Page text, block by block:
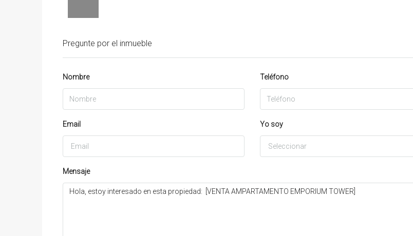
Pregunte por el inmueble
Nombre Teléfono
Email Yo soy
Seleccionar
Mensaje